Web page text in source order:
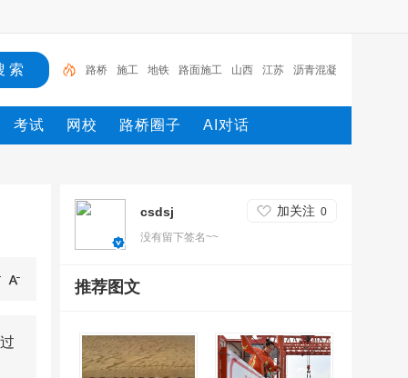
路桥 施工 地铁 路面施工 山西 江苏 沥青混凝
土 工程 湖北 机械
考试 网校 路桥圈子 AI对话
csdsj 加关注 0
没有留下签名~~
推荐图文